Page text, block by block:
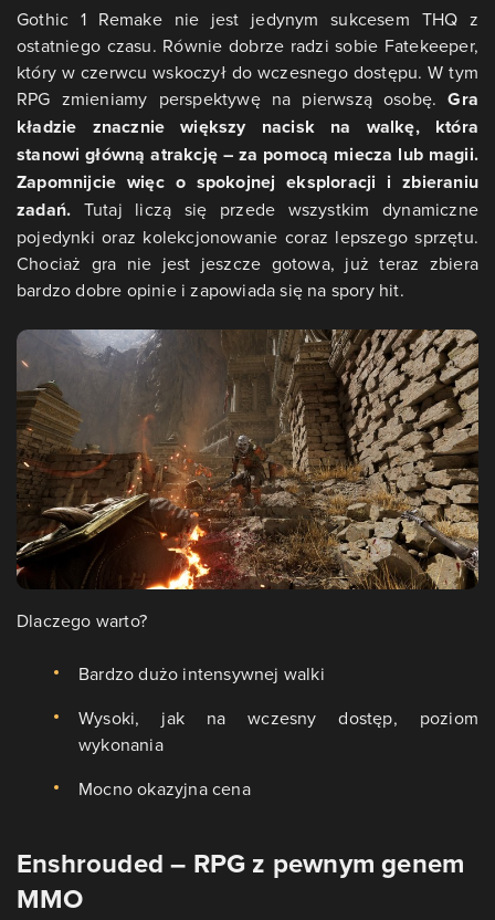
Gothic 1 Remake nie jest jedynym sukcesem THQ z
ostatniego czasu. Równie dobrze radzi sobie Fatekeeper,
który w czerwcu wskoczył do wczesnego dostępu. W tym
RPG zmieniamy perspektywę na pierwszą osobę. Gra
kładzie znacznie większy nacisk na walkę, która
stanowi główną atrakcję – za pomocą miecza lub magii.
Zapomnijcie więc o spokojnej eksploracji i zbieraniu
zadań. Tutaj liczą się przede wszystkim dynamiczne
pojedynki oraz kolekcjonowanie coraz lepszego sprzętu.
Chociaż gra nie jest jeszcze gotowa, już teraz zbiera
bardzo dobre opinie i zapowiada się na spory hit.
Dlaczego warto?
Bardzo dużo intensywnej walki
Wysoki, jak na wczesny dostęp, poziom
wykonania
Mocno okazyjna cena
Enshrouded – RPG z pewnym genem
MMO